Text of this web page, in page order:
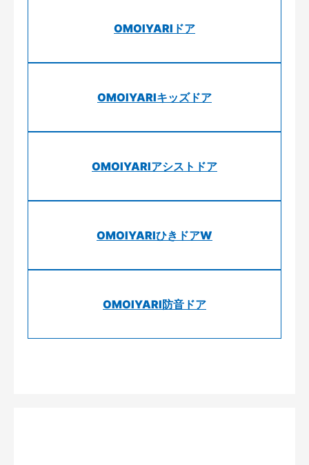
OMOIYARIドア
OMOIYARIキッズドア
OMOIYARIアシストドア
OMOIYARIひきドアW
OMOIYARI防音ドア